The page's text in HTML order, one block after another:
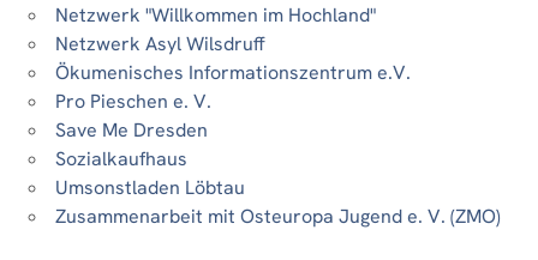
Netzwerk "Willkommen im Hochland"
Netzwerk Asyl Wilsdruff
Ökumenisches Informationszentrum e.V.
Pro Pieschen e. V.
Save Me Dresden
Sozialkaufhaus
Umsonstladen Löbtau
Zusammenarbeit mit Osteuropa Jugend e. V. (ZMO)